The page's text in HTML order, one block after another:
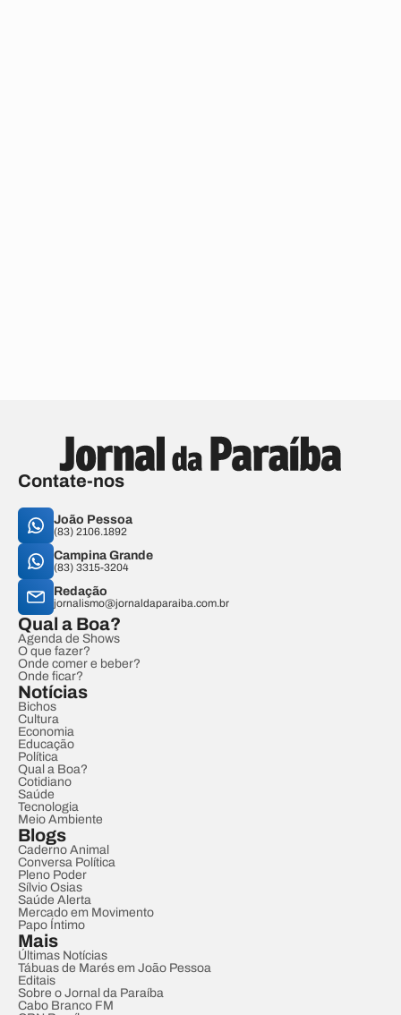
Contate-nos
João Pessoa
(83) 2106.1892
Campina Grande
(83) 3315-3204
Redação
jornalismo@jornaldaparaiba.com.br
Qual a Boa?
Agenda de Shows
O que fazer?
Onde comer e beber?
Onde ficar?
Notícias
Bichos
Cultura
Economia
Educação
Política
Qual a Boa?
Cotidiano
Saúde
Tecnologia
Meio Ambiente
Blogs
Caderno Animal
Conversa Política
Pleno Poder
Sílvio Osias
Saúde Alerta
Mercado em Movimento
Papo Íntimo
Mais
Últimas Notícias
Tábuas de Marés em João Pessoa
Editais
Sobre o Jornal da Paraíba
Cabo Branco FM